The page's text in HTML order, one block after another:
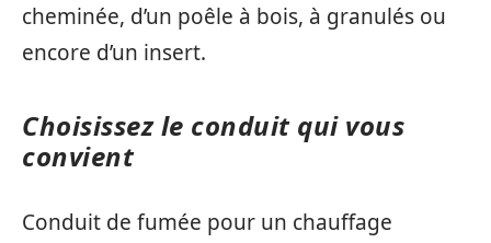
cheminée, d’un poêle à bois, à granulés ou
encore d’un insert.
Choisissez le conduit qui vous
convient
Conduit de fumée pour un chauffage